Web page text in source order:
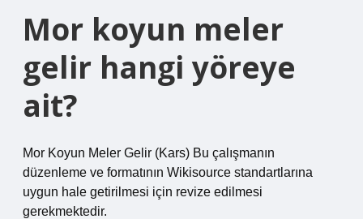
Mor koyun meler
gelir hangi yöreye
ait?
Mor Koyun Meler Gelir (Kars) Bu çalışmanın
düzenleme ve formatının Wikisource standartlarına
uygun hale getirilmesi için revize edilmesi
gerekmektedir.